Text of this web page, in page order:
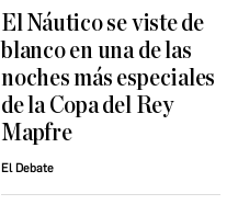
El Náutico se viste de
blanco en una de las
noches más especiales
de la Copa del Rey
Mapfre
El Debate